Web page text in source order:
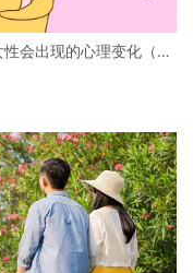
会出现的心理变化（出